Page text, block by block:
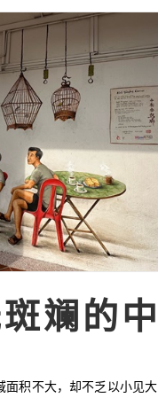
斓的中
面积不大，却不乏以小见大